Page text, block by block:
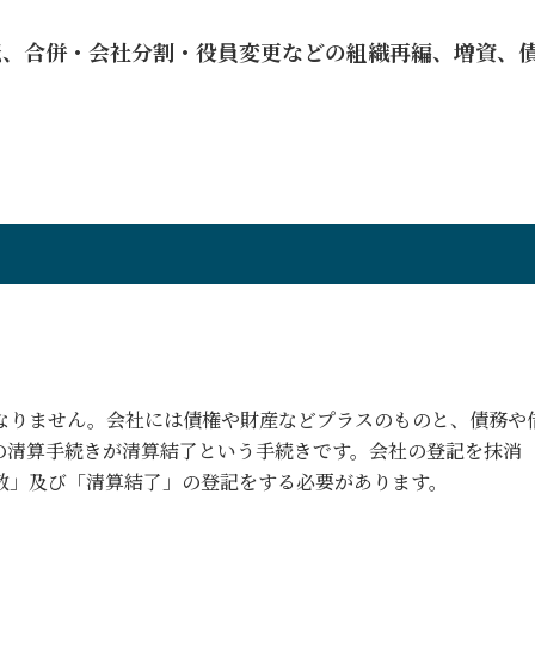
合併・会社分割・役員変更などの組織再編、増資、
ません。会社には債権や財産などプラスのものと、債務や
算手続きが清算結了という手続きです。会社の登記を抹消
及び「清算結了」の登記をする必要があります。